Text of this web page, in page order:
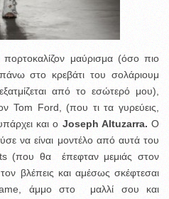
μαύρισμα (όσο πιο
στο κρεβάτι του σολάριουμ
από το εσώτερό μου),
Tom Ford, (που τι τα γυρεύεις,
και ο Joseph Altuzarra.Ο
να είναι μοντέλο από αυτά του
(που θα έπεφταν μεμιάς στον
βλέπεις και αμέσως σκέφτεσαι
άμμο στο μαλλί σου και